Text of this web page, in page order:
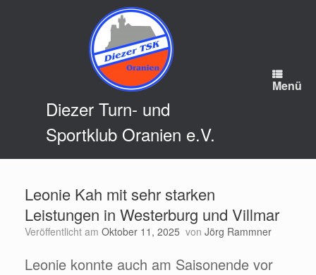
Diezer Turn- und
Sportklub Oranien e.V.
Menü
Leonie Kah mit sehr starken
Leistungen in Westerburg und Villmar
Veröffentlicht am Oktober 11, 2025 von Jörg Rammner
Leonie konnte auch am Saisonende vor